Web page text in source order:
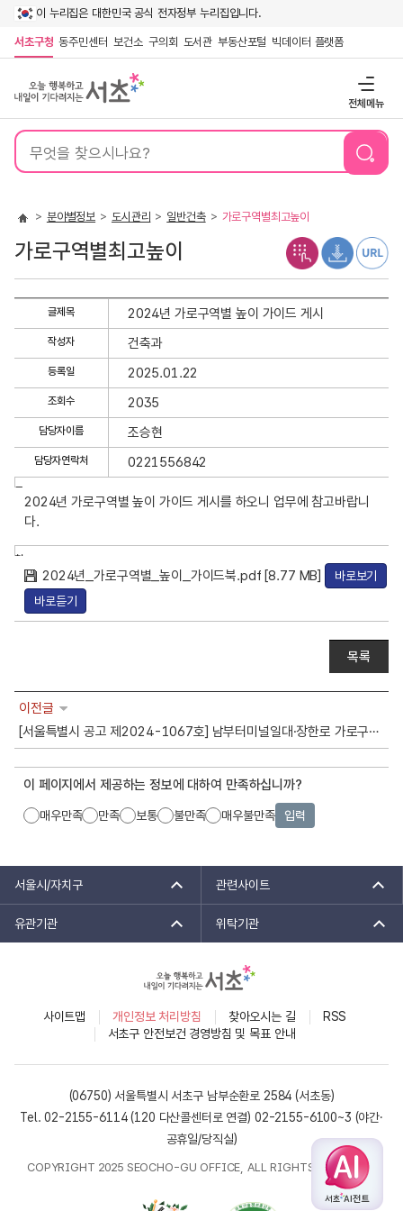
이 누리집은 대한민국 공식 전자정부 누리집입니다.
서초구청 동주민센터 보건소 구의회 도서관 부동산포털 빅데이터 플랫폼
전체메뉴
통
검
분야별정보 도시관리 일반건축 가로구역별최고높이
가로구역별최고높이
로
별
높
상
세
정
보
보
기
글제목 2024년 가로구역별 높이 가이드 게시
작성자 건축과
등록일 2025.01.22
조회수 2035
담당자이름 조승현
담당자연락처 0221556842
글
2024년 가로구역별 높이 가이드 게시를 하오니 업무에 참고바랍니
다.
첨
2024년_가로구역별_높이_가이드북.pdf [8.77 MB]
바로보기
바로듣기
목록
이전글
[서울특별시 공고 제2024-1067호] 남부터미널일대·장한로 가로구역별 건축물 높이지정(안) 및 가로구역별 건축물 높이계획 운영지침 변경(안)
이 페이지에서 제공하는 정보에 대하여 만족하십니까?
매우만족 만족 보통 불만족 매우불만족 입력
서울시/자치구 관련사이트
유관기관 위탁기관
사이트맵 개인정보 처리방침 찾아오시는 길
RSS
서초구 안전보건 경영방침 및 목표 안내
(06750) 서울특별시 서초구 남부순환로 2584 (서초동)
Tel. 02-2155-6114 (120 다산콜센터로 연결) 02-2155-6100~3 (야간·
공휴일/당직실)
COPYRIGHT 2025 SEOCHO-GU OFFICE, ALL RIGHTS RESERVED.